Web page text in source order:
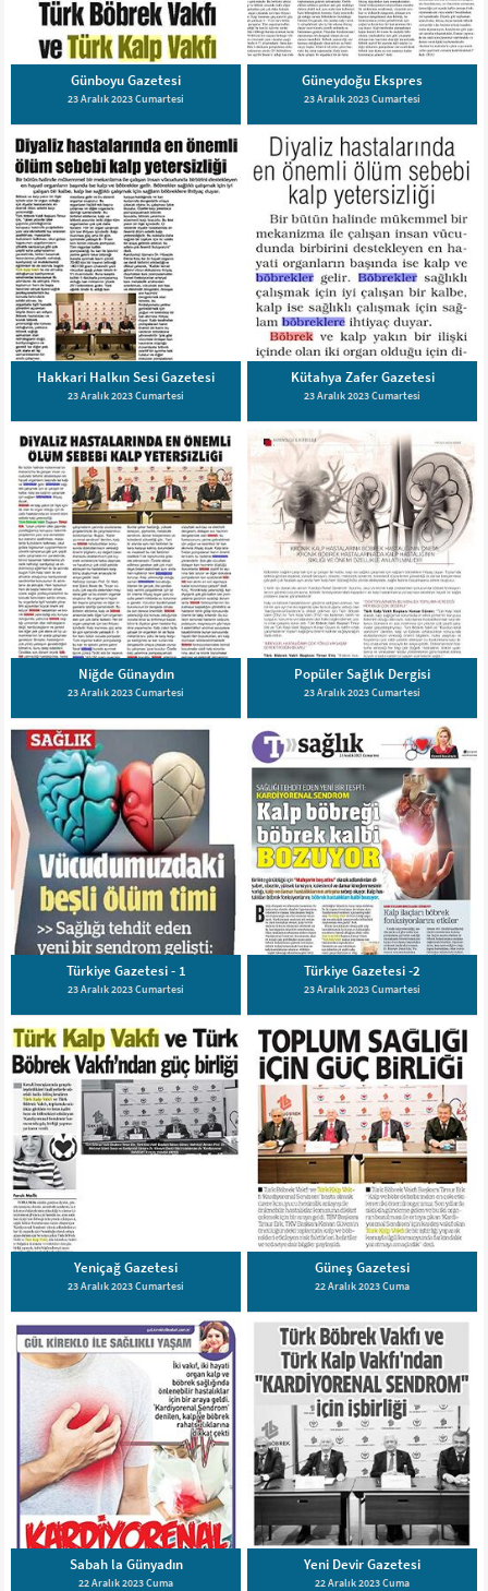
Günboyu Gazetesi
23 Aralık 2023 Cumartesi
Güneydoğu Ekspres
23 Aralık 2023 Cumartesi
Hakkari Halkın Sesi Gazetesi
23 Aralık 2023 Cumartesi
Kütahya Zafer Gazetesi
23 Aralık 2023 Cumartesi
Niğde Günaydın
23 Aralık 2023 Cumartesi
Popüler Sağlık Dergisi
23 Aralık 2023 Cumartesi
Türkiye Gazetesi - 1
23 Aralık 2023 Cumartesi
Türkiye Gazetesi -2
23 Aralık 2023 Cumartesi
Yeniçağ Gazetesi
23 Aralık 2023 Cumartesi
Güneş Gazetesi
22 Aralık 2023 Cuma
Sabah la Günyadın
22 Aralık 2023 Cuma
Yeni Devir Gazetesi
22 Aralık 2023 Cuma